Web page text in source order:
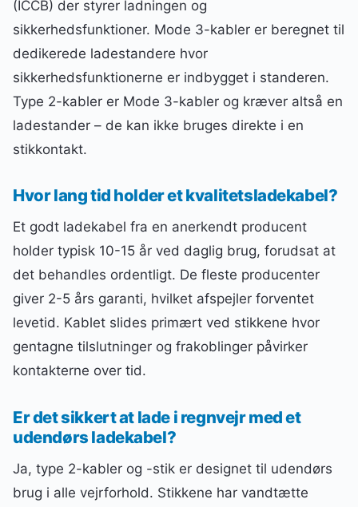
(ICCB) der styrer ladningen og
sikkerhedsfunktioner. Mode 3-kabler er beregnet til
dedikerede ladestandere hvor
sikkerhedsfunktionerne er indbygget i standeren.
Type 2-kabler er Mode 3-kabler og kræver altså en
ladestander – de kan ikke bruges direkte i en
stikkontakt.
Hvor lang tid holder et kvalitetsladekabel?
Et godt ladekabel fra en anerkendt producent
holder typisk 10-15 år ved daglig brug, forudsat at
det behandles ordentligt. De fleste producenter
giver 2-5 års garanti, hvilket afspejler forventet
levetid. Kablet slides primært ved stikkene hvor
gentagne tilslutninger og frakoblinger påvirker
kontakterne over tid.
Er det sikkert at lade i regnvejr med et
udendørs ladekabel?
Ja, type 2-kabler og -stik er designet til udendørs
brug i alle vejrforhold. Stikkene har vandtætte